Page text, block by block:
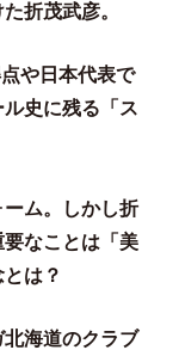
折茂武彦。
や日本代表で
史に残る「ス
ム。しかし折
なことは「美
は？
海道のクラブ